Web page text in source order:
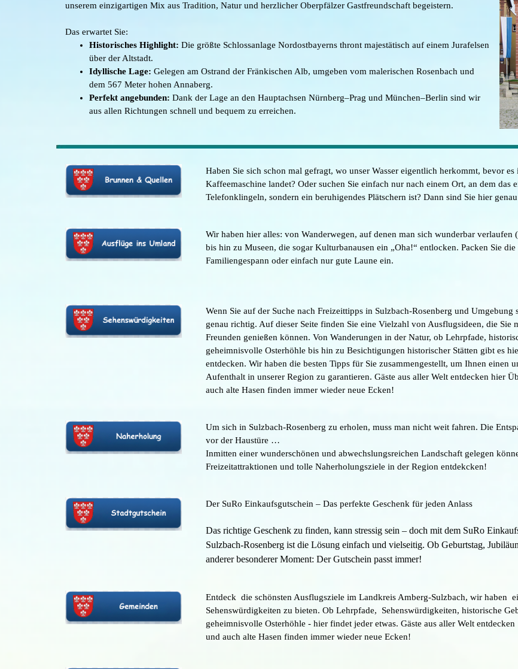
unserem einzigartigen Mix aus Tradition, Natur und herzlicher Oberpfälzer Gastfreundschaft begeistern.
Das erwartet Sie:
Historisches Highlight: Die größte Schlossanlage Nordostbayerns thront majestätisch auf einem Jurafelsen
über der Altstadt.
Idyllische Lage: Gelegen am Ostrand der Fränkischen Alb, umgeben vom malerischen Rosenbach und
dem 567 Meter hohen Annaberg.
Perfekt angebunden: Dank der Lage an den Hauptachsen Nürnberg–Prag und München–Berlin sind wir
aus allen Richtungen schnell und bequem zu erreichen.
Haben Sie sich schon mal gefragt, wo unser Wasser eigentlich herkommt, bevor es
Kaffeemaschine landet? Oder suchen Sie einfach nur nach einem Ort, an dem das
Telefonklingeln, sondern ein beruhigendes Plätschern ist? Dann sind Sie hier
Wir haben hier alles: von Wanderwegen, auf denen man sich wunderbar verlaufen
bis hin zu Museen, die sogar Kulturbanausen ein „Oha!“ entlocken. Packen Sie die
Familiengespann oder einfach nur gute Laune ein.
Wenn Sie auf der Suche nach Freizeittipps in Sulzbach-Rosenberg und Umgebung
genau richtig. Auf dieser Seite finden Sie eine Vielzahl von Ausflugsideen, die Sie
Freunden genießen können. Von Wanderungen in der Natur, ob Lehrpfade,
geheimnisvolle Osterhöhle bis hin zu Besichtigungen historischer Stätten gibt es
entdecken. Wir haben die besten Tipps für Sie zusammengestellt, um Ihnen einen
Aufenthalt in unserer Region zu garantieren. Gäste aus aller Welt entdecken hier
auch alte Hasen finden immer wieder neue Ecken!
Um sich in Sulzbach-Rosenberg zu erholen, muss man nicht weit fahren. Die
vor der Haustüre …
Inmitten einer wunderschönen und abwechslungsreichen Landschaft gelegen
Freizeitattraktionen und tolle Naherholungsziele in der Region entdekcken!
Der SuRo Einkaufsgutschein – Das perfekte Geschenk für jeden Anlass
Das richtige Geschenk zu finden, kann stressig sein – doch mit dem SuRo
Sulzbach-Rosenberg ist die Lösung einfach und vielseitig. Ob Geburtstag,
anderer besonderer Moment: Der Gutschein passt immer!
Entdeck die schönsten Ausflugsziele im Landkreis Amberg-Sulzbach, wir haben
Sehenswürdigkeiten zu bieten. Ob Lehrpfade, Sehenswürdigkeiten, historische
geheimnisvolle Osterhöhle - hier findet jeder etwas. Gäste aus aller Welt
und auch alte Hasen finden immer wieder neue Ecken!